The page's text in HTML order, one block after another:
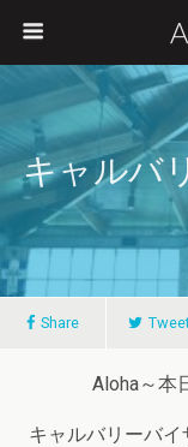
キャルバ
Share
Aloha～本
キャルバリーバ